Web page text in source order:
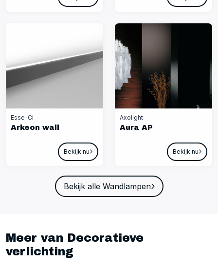
Esse-Ci
Arkeon wall
Bekijk nu
Axolight
Aura AP
Bekijk nu
Bekijk alle Wandlampen
Meer van Decoratieve
verlichting